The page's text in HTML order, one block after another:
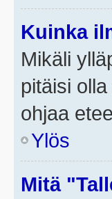
Kuinka
Mikäli
pitäisi
ohjaa
Ylös
Mitä